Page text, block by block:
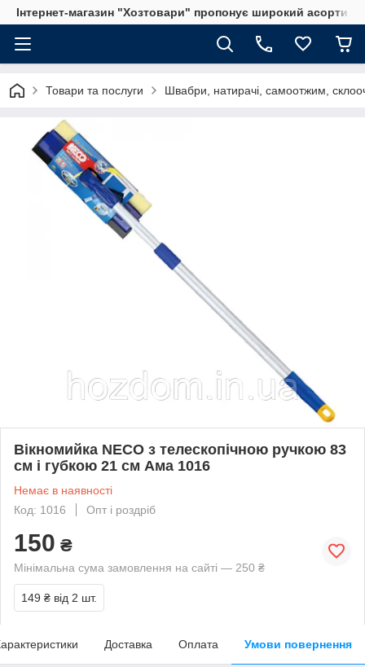
Інтернет-магазин "Хозтовари" пропонує широкий
Товари та послуги Швабри, натирачі, самоотжим,
Вікномийка NECO з телескопічною ручкою 83
см і губкою 21 см Ама 1016
Немає в наявності
Код: 1016
Опт і роздріб
150 ₴
Мінімальна сума замовлення на сайті — 250 ₴
149 ₴ від 2 шт.
Доставка Оплата Умови повернення